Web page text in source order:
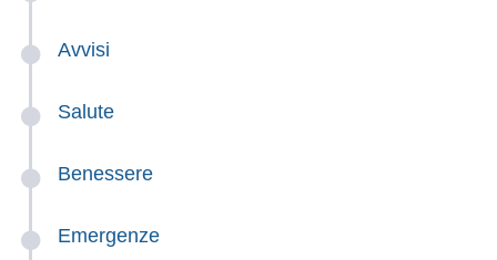
Avvisi
Salute
Benessere
Emergenze